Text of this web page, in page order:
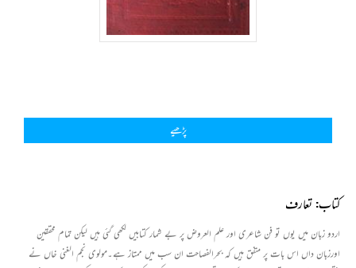
پڑھیے
کتاب: تعارف
اردو زبان میں یوں تو فن شاعری اور علم العروض پر بے شمار کتابیں لکھی گئی ہیں لیکن تمام محققین
اورزبان داں اس بات پر متفق ہیں کہ بحرالفصاحت ان سب میں ممتاز ہے۔مولوی نجم الغنی خاں نے